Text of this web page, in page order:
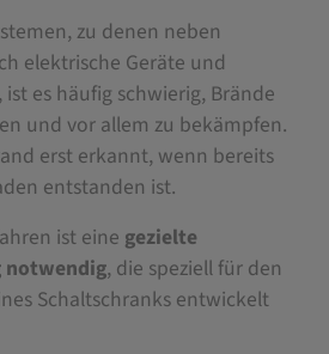
zu denen neben
elektrische Geräte und
es häufig schwierig, Brände
und vor allem zu bekämpfen.
erst erkannt, wenn bereits
entstanden ist.
ist eine gezielte
notwendig, die speziell für den
Schaltschranks entwickelt